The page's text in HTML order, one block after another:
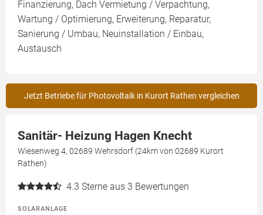
Finanzierung, Dach Vermietung / Verpachtung,
Wartung / Optimierung, Erweiterung, Reparatur,
Sanierung / Umbau, Neuinstallation / Einbau,
Austausch
Jetzt Betriebe für Photovoltaik in Kurort Rathen vergleichen
Sanitär- Heizung Hagen Knecht
Wiesenweg 4, 02689 Wehrsdorf (24km von 02689 Kurort
Rathen)
4.3 Sterne aus 3 Bewertungen
SOLARANLAGE